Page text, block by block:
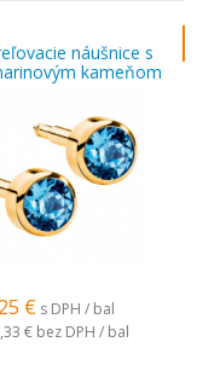
náušnice s
kameňom
pozlátené
25 € s DPH / bal
€ bez DPH / bal